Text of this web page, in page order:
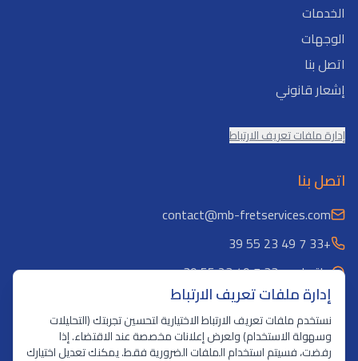
الخدمات
الوجهات
اتصل بنا
إشعار قانوني
إدارة ملفات تعريف الارتباط
اتصل بنا
contact@mb-fretservices.com
+33 7 49 23 55 39
واتساب: +33 7 49 23 55 39
باريس، فرنسا
إدارة ملفات تعريف الارتباط
نستخدم ملفات تعريف الارتباط الاختيارية لتحسين تجربتك (التحليلات
وسهولة الاستخدام) ولعرض إعلانات مخصصة عند الاقتضاء. إذا
رفضت، فسيتم استخدام الملفات الضرورية فقط. يمكنك تعديل اختيارك